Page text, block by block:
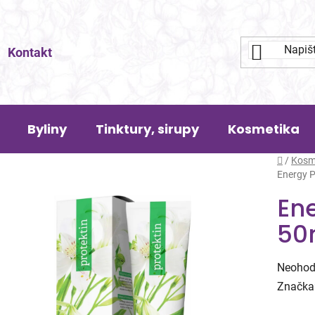
Kontakt
Byliny Tinktury, sirupy Kosmetika
Domů
/
Energy